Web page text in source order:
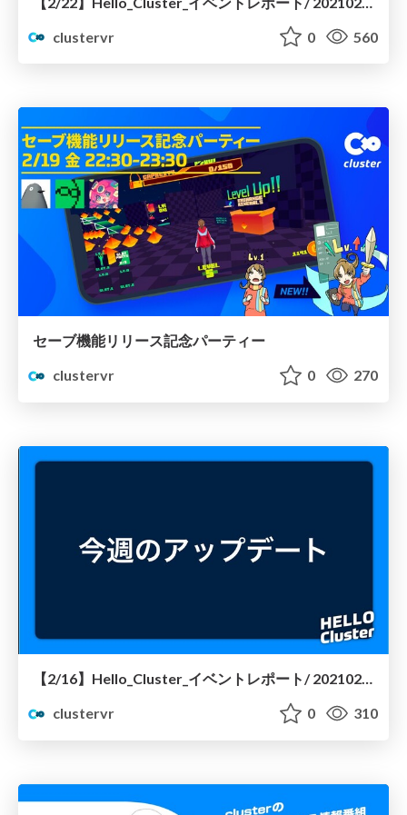
clustervr
0 560
セーブ機能リリース記念パーティー
clustervr
0 270
【2/16】Hello_Cluster_イベントレポート/ 20210216-hello-cluster
clustervr
0 310